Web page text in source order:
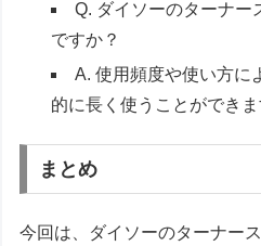
Q. ダイソーのターナー
ですか？
A. 使用頻度や使い方に
的に長く使うことができま
まとめ
今回は、ダイソーのターナー